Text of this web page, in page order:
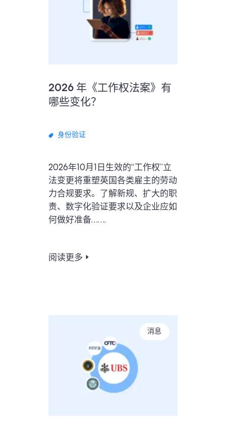
2026 年《工作权法案》有
哪些变化？
身份验证
2026年10月1日生效的“工作权”立
法变更将重塑英国各类雇主的劳动
力合规要求。了解新规、扩大的职
责、数字化验证要求以及企业应如
何做好准备…….
阅读更多
消息